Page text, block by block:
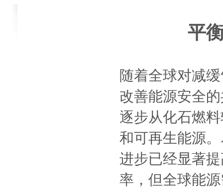
平
随着全球对减
改善能源安全
逐步从化石燃
和可再生能源
进步已经显著
率，但全球能